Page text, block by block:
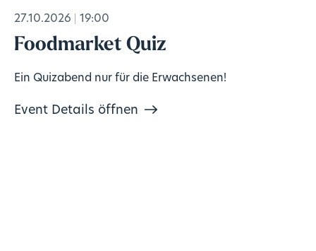
27.10.2026 19:00
Foodmarket Quiz
Ein Quizabend nur für die Erwachsenen!
Event Details öffnen